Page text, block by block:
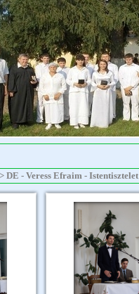
DE - Veress Efraim - Istentisztelet